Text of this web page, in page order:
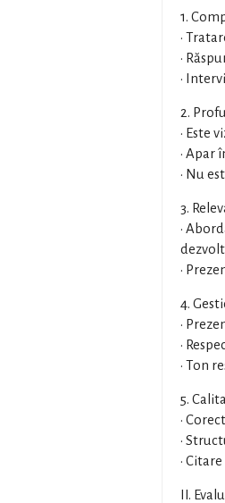
1.
•
•
•
2.
• Este
• Apar
• Nu
3.
•
•
4.
•
•
• Ton
5.
•
•
•
II.